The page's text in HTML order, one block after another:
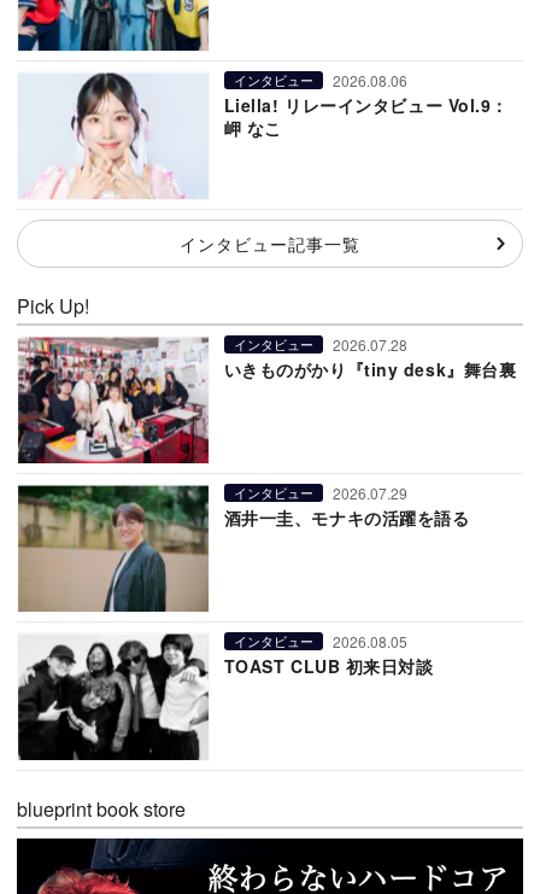
インタビュー 2026.08.06
Liella! リレーインタビュー Vol.9：
岬 なこ
インタビュー記事一覧
Pick Up!
インタビュー 2026.07.28
いきものがかり『tiny desk』舞台裏
インタビュー 2026.07.29
酒井一圭、モナキの活躍を語る
インタビュー 2026.08.05
TOAST CLUB 初来日対談
blueprint book store